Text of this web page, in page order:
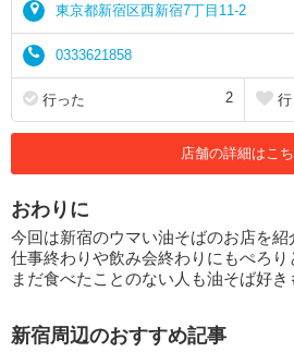
東京都新宿区西新宿7丁目11-2
0333621858
行った 2
店舗の詳細はこ
おわりに
今回は新宿のウマい油そばのお店を紹
仕事終わりや飲み会終わりにもぺろり
まだ食べたことのない人も油そば好き
新宿周辺のおすすめ記事